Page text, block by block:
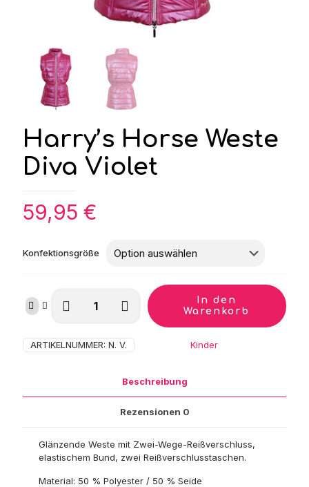
Harry’s Horse Weste
Diva Violet
59,95 €
Konfektionsgröße
Violet
In den
Warenkorb
ARTIKELNUMMER: N. V. Kinder
Beschreibung
Rezensionen 0
Glänzende Weste mit Zwei-Wege-Reißverschluss,
elastischem Bund, zwei Reißverschlusstaschen.
Material: 50 % Polyester / 50 % Seide